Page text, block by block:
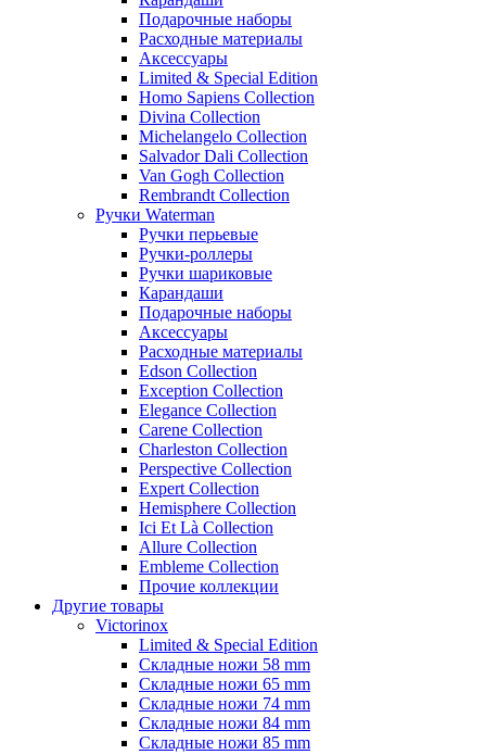
Подарочные наборы
Расходные материалы
Аксессуары
Limited & Special Edition
Homo Sapiens Collection
Divina Collection
Michelangelo Collection
Salvador Dali Collection
Van Gogh Collection
Rembrandt Collection
Ручки Waterman
Ручки перьевые
Ручки-роллеры
Ручки шариковые
Карандаши
Подарочные наборы
Аксессуары
Расходные материалы
Edson Collection
Exception Collection
Elegance Collection
Carene Collection
Charleston Collection
Perspective Collection
Expert Collection
Hemisphere Collection
Ici Et Là Collection
Allure Collection
Embleme Collection
Прочие коллекции
Другие товары
Victorinox
Limited & Special Edition
Складные ножи 58 mm
Складные ножи 65 mm
Складные ножи 74 mm
Складные ножи 84 mm
Складные ножи 85 mm